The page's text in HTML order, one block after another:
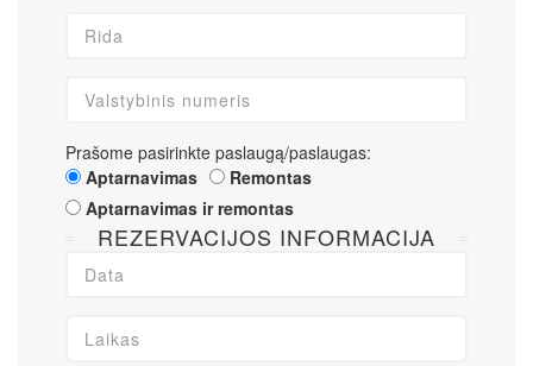
Prašome pasirinkte paslaugą/paslaugas:
Aptarnavimas
Remontas
Aptarnavimas ir remontas
REZERVACIJOS INFORMACIJA